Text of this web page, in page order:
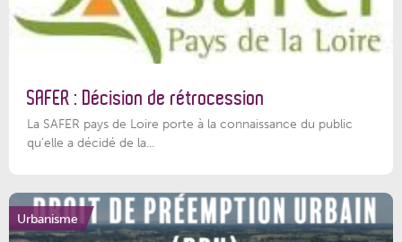
SAFER : Décision de rétrocession
La SAFER pays de Loire porte à la connaissance du public
qu’elle a décidé de la...
Urbanisme